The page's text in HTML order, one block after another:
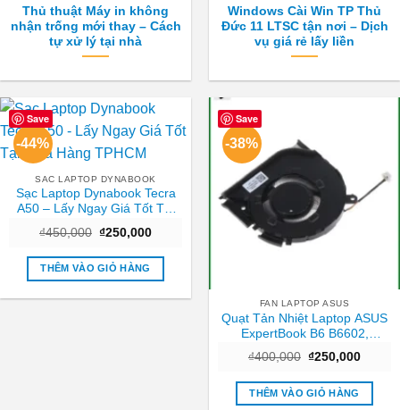
Thủ thuật Máy in không
nhận trống mới thay – Cách
tự xử lý tại nhà
Windows Cài Win TP Thủ
Đức 11 LTSC tận nơi – Dịch
vụ giá rẻ lấy liền
Save
-44%
SAC LAPTOP DYNABOOK
Sạc Laptop Dynabook Tecra
A50 – Lấy Ngay Giá Tốt Tại
₫450,000 Giá
là:
₫450,000.
₫250,000Giá
tại
₫250,000.
THÊM VÀO GIỎ HÀNG
Save
-38%
FAN LAPTOP ASUS
Quạt Tản Nhiệt Laptop ASUS
ExpertBook B6 B6602,
Ngay TPHCM
₫400,000 Giá
là:
₫400,000.
₫250,000Giá
tại
THÊM VÀO GIỎ HÀNG